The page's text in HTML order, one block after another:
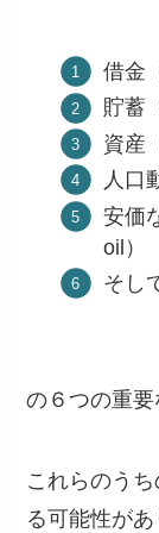
借金
貯蓄
資産
人口
安価
oil）
そし
の６つの重要
これらのう
る可能性が